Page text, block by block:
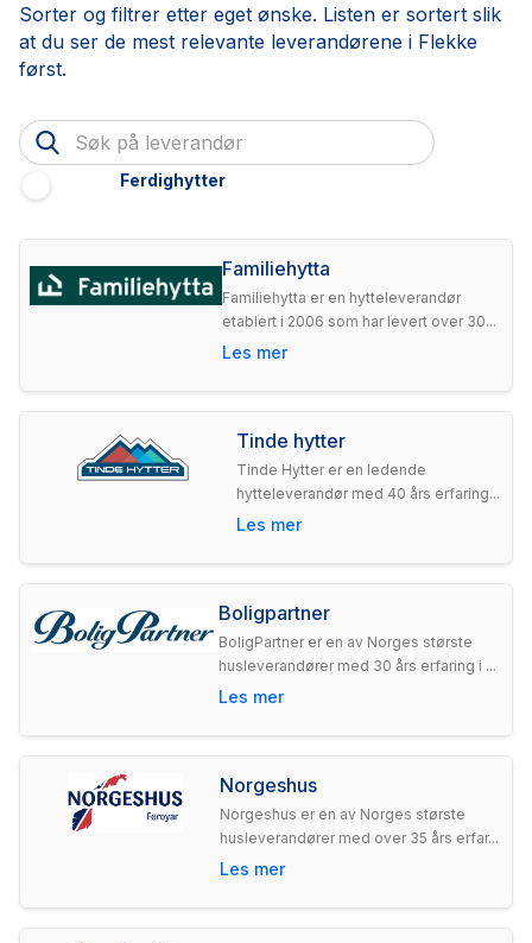
Sorter og filtrer etter eget ønske. Listen er sortert slik
at du ser de mest relevante leverandørene i Flekke
først.
Ferdighytter
Familiehytta
Familiehytta er en hytteleverandør
etablert i 2006 som har levert over 30...
Les mer
Tinde hytter
Tinde Hytter er en ledende
hytteleverandør med 40 års erfaring...
Les mer
Boligpartner
BoligPartner er en av Norges største
husleverandører med 30 års erfaring i ...
Les mer
Norgeshus
Norgeshus er en av Norges største
husleverandører med over 35 års erfar...
Les mer